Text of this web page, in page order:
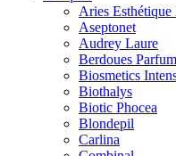
Aries
Aseptonet
Audrey Laure
Berdoues
Biosmetics
Biothalys
Biotic Phocea
Blondepil
Carlina